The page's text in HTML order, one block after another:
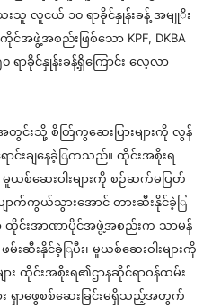
းသူ လူငယ ် ၁၀ ရာခိုင်နှုန်းခန အမ
အဖွဲ့အစည်းဖြစ်သော KPF, DKBA
၀ ရာခိုင်နှုန်းခနရှိကြောင်း လေ့လာ
တွင်းသို စိတကွဆေးပြားများကို လွန်
ာင်းချနေခဲကသည်။ ထိုင်းအစိုးရ
မူယစ်ဆေးဝါးများကို စဉ်ဆက်မပြတ်
ောက်ကွယ်သွားအောင တားဆီးနိုင်ခဲ
ထိုင်းအာဏာပိုင်အဖွဲ့အစည်းက သာမန်
ဖမ်းဆီးနိုင်ခဲပီး၊ မူယစ်ဆေးဝါးများကို
ား ထိုင်းအစိုးရ၏ဌာနဆိုင်ရာဝန်ထမ်း
ရှာဖွေစစ်ဆေးခြင်းမရှိသညအတွက